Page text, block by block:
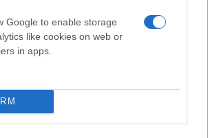
Google to enable storage
like cookies on web or
in apps.
χορός στη συναυλία του
βρετανικού γκρουπ
«Πριν γεννηθώ, μου